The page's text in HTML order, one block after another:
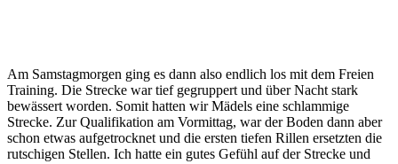
Am Samstagmorgen ging es dann also endlich los mit dem Freien
Training. Die Strecke war tief gegruppert und über Nacht stark
bewässert worden. Somit hatten wir Mädels eine schlammige
Strecke. Zur Qualifikation am Vormittag, war der Boden dann aber
schon etwas aufgetrocknet und die ersten tiefen Rillen ersetzten die
rutschigen Stellen. Ich hatte ein gutes Gefühl auf der Strecke und